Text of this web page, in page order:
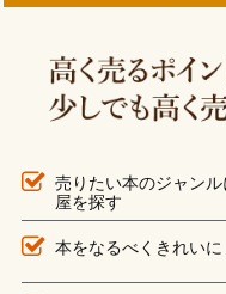
売りたい本のジャン
屋を探す
本をなるべくきれいに